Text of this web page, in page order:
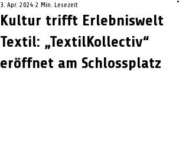
Kultur trifft Erlebniswelt
Textil: „TextilKollectiv“
eröffnet am Schlossplatz
3. Apr. 2024 2 Min. Lesezeit